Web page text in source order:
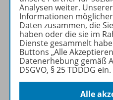
Zugehörige
Digitale
Analysen weiter.
Informationen
Daten zusammen, die
haben oder die sie im
Dienste gesammelt
Buttons „Alle
Datenerhebung gemäß
DSGVO, § 25 TDDDG ein.
Alle